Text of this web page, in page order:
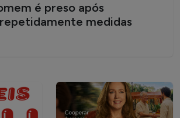
é preso após
medidas